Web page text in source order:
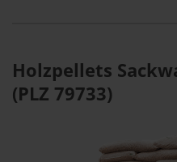
Holzpellets
(PLZ 79733)